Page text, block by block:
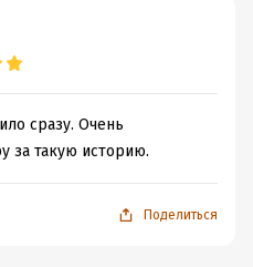
сразу. Очень
за такую историю.
Поделиться